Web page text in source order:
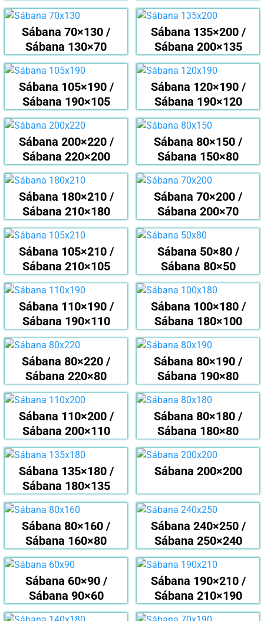
Sábana 70×130 /
Sábana 130×70
Sábana 135×200 /
Sábana 200×135
Sábana 105×190 /
Sábana 190×105
Sábana 120×190 /
Sábana 190×120
Sábana 200×220 /
Sábana 220×200
Sábana 80×150 /
Sábana 150×80
Sábana 180×210 /
Sábana 210×180
Sábana 70×200 /
Sábana 200×70
Sábana 105×210 /
Sábana 210×105
Sábana 50×80 /
Sábana 80×50
Sábana 110×190 /
Sábana 190×110
Sábana 100×180 /
Sábana 180×100
Sábana 80×220 /
Sábana 220×80
Sábana 80×190 /
Sábana 190×80
Sábana 110×200 /
Sábana 200×110
Sábana 80×180 /
Sábana 180×80
Sábana 135×180 /
Sábana 180×135
Sábana 200×200
Sábana 80×160 /
Sábana 160×80
Sábana 240×250 /
Sábana 250×240
Sábana 60×90 /
Sábana 90×60
Sábana 190×210 /
Sábana 210×190